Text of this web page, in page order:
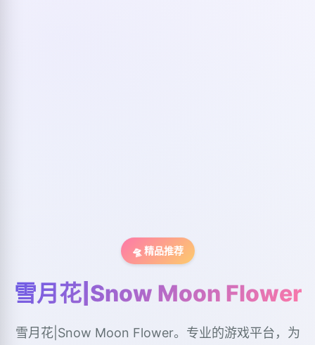
🛸 精品推荐
雪月花|Snow Moon Flower
雪月花|Snow Moon Flower。专业的游戏平台，为